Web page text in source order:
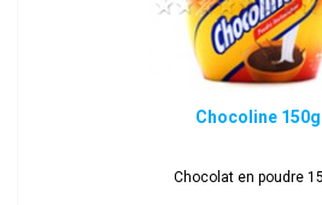
Chocoline 150g
Chocolat en poudre